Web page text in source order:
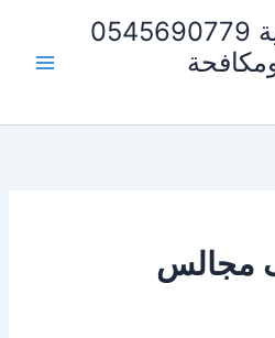
شركة ابتكار المثالية 0545690779
مجالس